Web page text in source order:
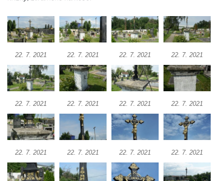
Centrální kříž hřbitova v Římově
Kříž na návsi v Dolním Třeboníně
Boží muka v Plavu
Kříž u Obrázku severovýchodně od
Práchně
Kříž na rozcestí u domu čp. 283 v Dolním
Podluží
Kříž u domu čp. 155 v Chřibské
22. 7. 2021 22. 7. 2021 22. 7. 2021 22. 7. 2021
22. 7. 2021 22. 7. 2021 22. 7. 2021 22. 7. 2021
22. 7. 2021 22. 7. 2021 22. 7. 2021 22. 7. 2021